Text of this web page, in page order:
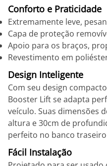
Conforto e Praticidade
Extremamente leve,
Capa de proteção
Apoio para os braços,
Revestimento em
Design Inteligente
Com seu design
Booster Lift se adapta
veículo. Suas dimensões
altura e 30cm de
perfeito no banco
Fácil Instalação